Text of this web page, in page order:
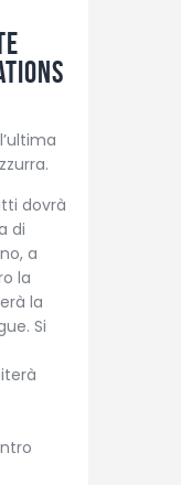
dovrà
di
a
la
la
Si